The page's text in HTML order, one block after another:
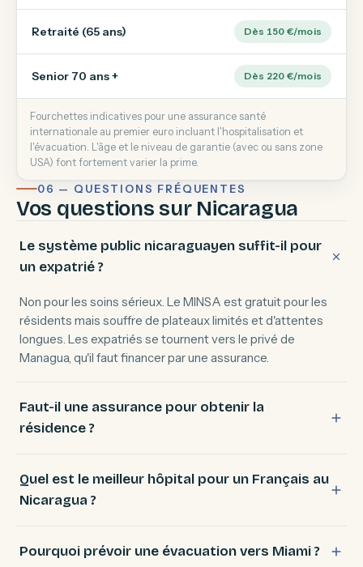
Retraité (65 ans) Dès 150 €/mois
Senior 70 ans + Dès 220 €/mois
Fourchettes indicatives pour une assurance santé
internationale au premier euro incluant l'hospitalisation et
l'évacuation. L'âge et le niveau de garantie (avec ou sans zone
USA) font fortement varier la prime.
06 — QUESTIONS FRÉQUENTES
Vos questions sur Nicaragua
Le système public nicaraguayen suffit-il pour
un expatrié ?
Non pour les soins sérieux. Le MINSA est gratuit pour les
résidents mais souffre de plateaux limités et d'attentes
longues. Les expatriés se tournent vers le privé de
Managua, qu'il faut financer par une assurance.
Faut-il une assurance pour obtenir la
résidence ?
Quel est le meilleur hôpital pour un Français au
Nicaragua ?
Pourquoi prévoir une évacuation vers Miami ?